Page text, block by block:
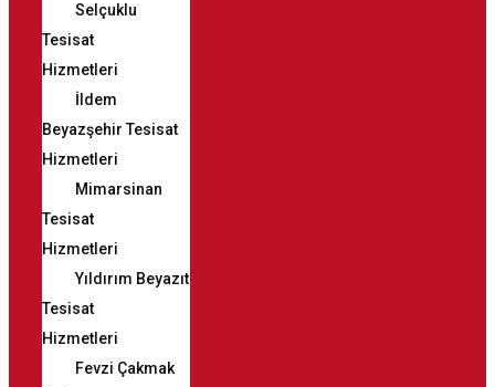
Selçuklu
Tesisat
Hizmetleri
İldem
Beyazşehir Tesisat
Hizmetleri
Mimarsinan
Tesisat
Hizmetleri
Yıldırım Beyazıt
Tesisat
Hizmetleri
Fevzi Çakmak